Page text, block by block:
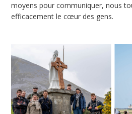
moyens pour communiquer, nous
efficacement le cœur des gens.